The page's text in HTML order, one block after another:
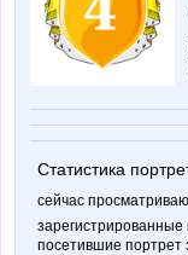
Статистика
сейчас
зарегистрированные
посетившие портрет